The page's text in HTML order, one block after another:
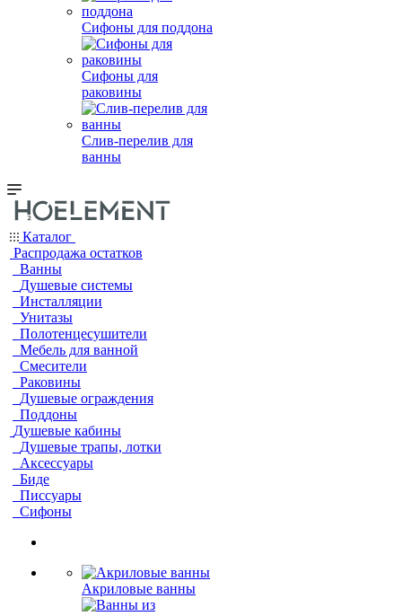
Сифоны для поддона
Сифоны для
раковины
Слив-перелив для
ванны
Каталог
Распродажа остатков
Ванны
Душевые системы
Инсталляции
Унитазы
Полотенцесушители
Мебель для ванной
Смесители
Раковины
Душевые ограждения
Поддоны
Душевые кабины
Душевые трапы, лотки
Аксессуары
Биде
Писсуары
Сифоны
Акриловые ванны